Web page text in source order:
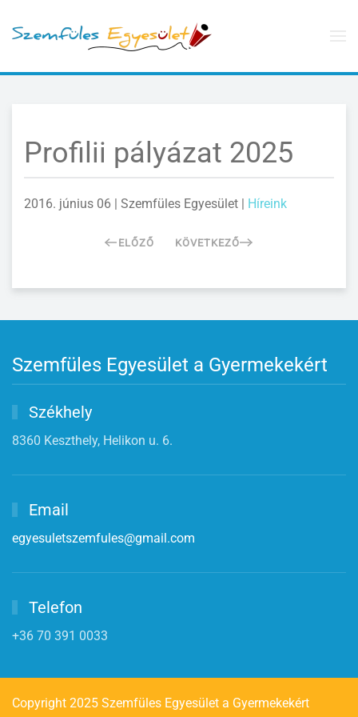
Skip to main content
Profilii pályázat 2025
2016. június 06 | Szemfüles Egyesület | Híreink
ELŐZŐ KÖVETKEZŐ
Szemfüles Egyesület a Gyermekekért
Székhely
8360 Keszthely, Helikon u. 6.
Email
egyesuletszemfules@gmail.com
Telefon
+36 70 391 0033
Copyright 2025 Szemfüles Egyesület a Gyermekekért